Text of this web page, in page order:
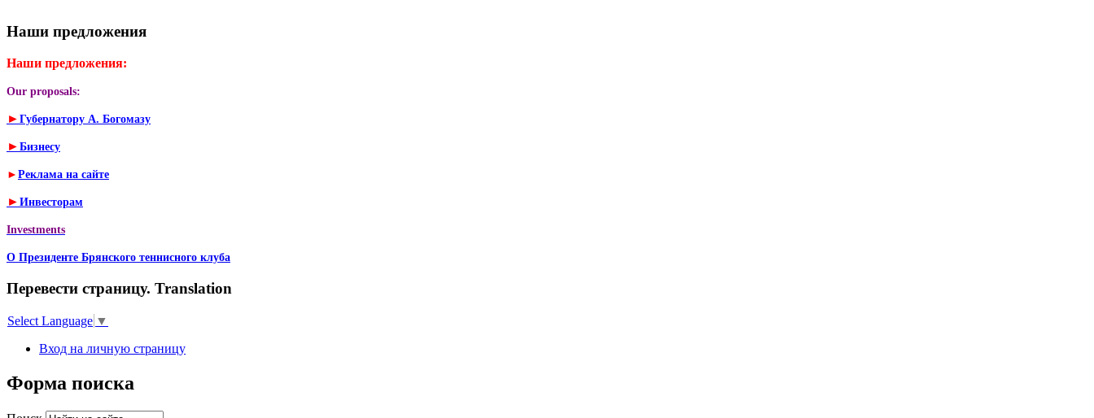
Наши предложения
Наши предложения:
Our proposals:
► Губернатору А. Богомазу
► Бизнесу
► Реклама на сайте
► Инвесторам
Investments
О Президенте Брянского теннисного клуба
Перевести страницу. Translation
Select Language ▼
Вход на личную страницу
Форма поиска